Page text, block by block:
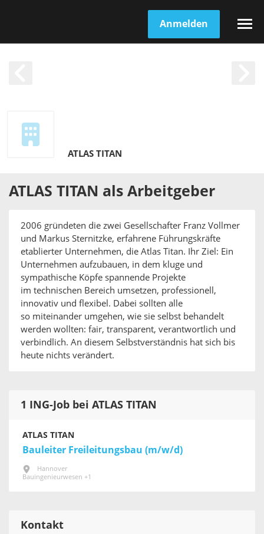
Anmelden
ATLAS TITAN
ATLAS TITAN als Arbeitgeber
2006 gründeten die zwei Gesellschafter Franz Vollmer
und Markus Sternitzke, erfahrene Führungskräfte
etablierter Unternehmen, die Atlas Titan. Ihr Ziel: Ein
Unternehmen aufzubauen, in dem kluge und
sympathische Köpfe spannende Projekte
im technischen Bereich umsetzen, professionell,
innovativ und flexibel. Dabei sollten alle
so miteinander umgehen, wie sie selbst behandelt
werden wollten: fair, transparent, verantwortlich und
verbindlich. An diesem Selbstverständnis hat sich bis
heute nichts verändert.
1 ING-Job bei ATLAS TITAN
ATLAS TITAN
Bauleiter Freileitungsbau (m/w/d)
Hannover
Bauingenieurwesen +1
Kontakt